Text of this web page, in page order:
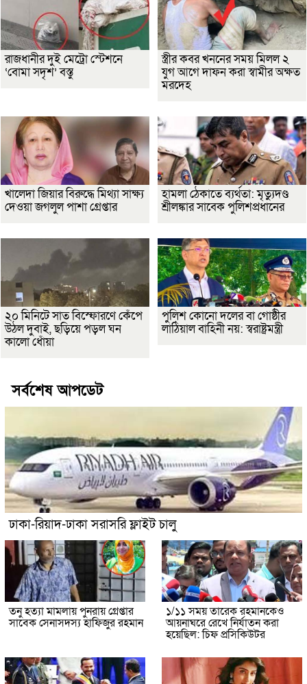
রাজধানীর দুই মেট্রো স্টেশনে
‘বোমা সদৃশ’ বস্তু
স্ত্রীর কবর খননের সময় মিলল ২
যুগ আগে দাফন করা স্বামীর অক্ষত
মরদেহ
খালেদা জিয়ার বিরুদ্ধে মিথ্যা সাক্ষ্য
দেওয়া জগলুল পাশা গ্রেপ্তার
হামলা ঠেকাতে ব্যর্থতা: মৃত্যুদণ্ড
শ্রীলঙ্কার সাবেক পুলিশপ্রধানের
২০ মিনিটে সাত বিস্ফোরণে কেঁপে
উঠল দুবাই, ছড়িয়ে পড়ল ঘন
কালো ধোঁয়া
পুলিশ কোনো দলের বা গোষ্ঠীর
লাঠিয়াল বাহিনী নয়: স্বরাষ্ট্রমন্ত্রী
সর্বশেষ আপডেট
ঢাকা-রিয়াদ-ঢাকা সরাসরি ফ্লাইট চালু
তনু হত্যা মামলায় পুনরায় গ্রেপ্তার
সাবেক সেনাসদস্য হাফিজুর রহমান
১/১১ সময় তারেক রহমানকেও
আয়নাঘরে রেখে নির্যাতন করা
হয়েছিল: চিফ প্রসিকিউটর